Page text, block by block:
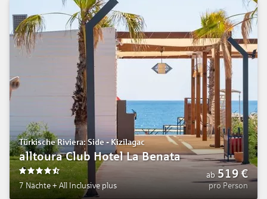
Türkische Riviera: Side - Kizilagac
alltoura Club Hotel La Benata
4.5
7 Nächte +All Inclusive plus
ab 519€
pro Person